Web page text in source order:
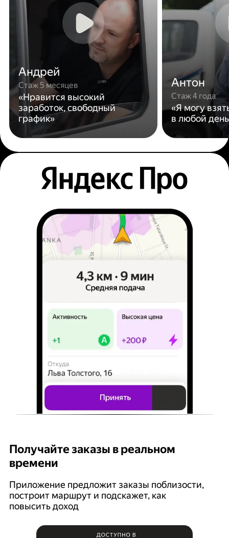
Андрей
Стаж 5 месяцев
«Нравится высокий
заработок, свободный
график»
Антон
Стаж 4 года
«Я могу
в любой
Получайте заказы в реальном
времени
Приложение предложит заказы поблизости,
построит маршрут и подскажет, как
повысить доход